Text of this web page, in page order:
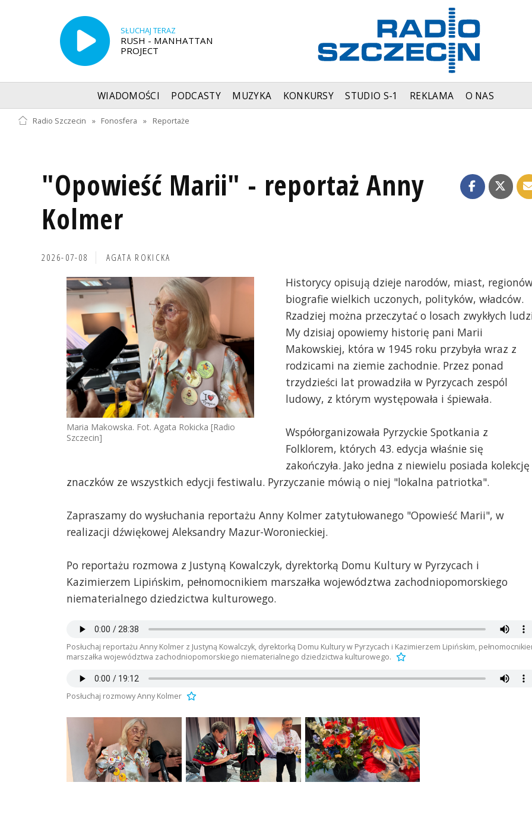
SŁUCHAJ TERAZ
RUSH - MANHATTAN
PROJECT
WIADOMOŚCI PODCASTY MUZYKA KONKURSY STUDIO S-1 REKLAMA O NAS
Radio Szczecin » Fonosfera » Reportaże
"Opowieść Marii" - reportaż Anny
Kolmer
2026-07-08 AGATA ROKICKA
Maria Makowska. Fot. Agata Rokicka [Radio
Szczecin]
Historycy opisują dzieje narodów, miast,
biografie wielkich uczonych, polityków, władców.
Rzadziej można przeczytać o losach zwykłych
My dzisiaj opowiemy historię pani Marii
Makowskiej, która w 1945 roku przybyła wraz z
rodzicami na ziemie zachodnie. Przez ponad
trzydzieści lat prowadziła w Pyrzycach zespól
ludowy, z którym występowała i śpiewała.
Współorganizowała Pyrzyckie Spotkania z
Folklorem, których 43. edycja właśnie się
zakończyła. Jako jedna z niewielu posiada kolekcję
znaczków ze wszystkich edycji festiwalu. Pyrzyczanie mówią o niej "lokalna patriotka".
Zapraszamy do wysłuchania reportażu Anny Kolmer zatytułowanego "Opowieść Marii", w
realizacji dźwiękowej Aleksandry Mazur-Woronieckiej.
Po reportażu rozmowa z Justyną Kowalczyk, dyrektorką Domu Kultury w Pyrzycach i
Kazimierzem Lipińskim, pełnomocnikiem marszałka województwa zachodniopomorskiego
niematerialnego dziedzictwa kulturowego.
Posłuchaj reportażu Anny Kolmer z Justyną Kowalczyk, dyrektorką Domu Kultury w Pyrzycach i Kazimierzem Lipińskim,
marszałka województwa zachodniopomorskiego niematerialnego dziedzictwa kulturowego.
Posłuchaj rozmowy Anny Kolmer